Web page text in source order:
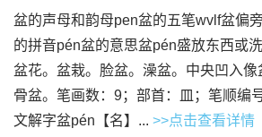
盆的声母和韵母pen盆的五笔wvlf盆偏
的拼音pén盆的意思盆pén盛放东西或
盆花。盆栽。脸盆。澡盆。中央凹入像
骨盆。笔画数：9；部首：皿；笔顺编
文解字盆pén【名】... >>点击查看详情